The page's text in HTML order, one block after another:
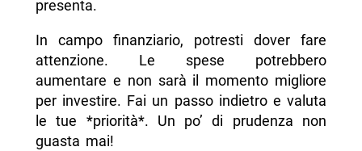
presenta.
In campo finanziario, potresti dover fare
attenzione. Le spese potrebbero
aumentare e non sarà il momento migliore
per investire. Fai un passo indietro e valuta
le tue *priorità*. Un po’ di prudenza non
guasta mai!